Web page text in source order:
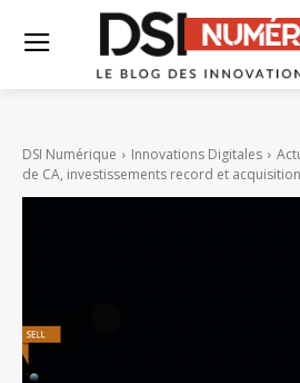
DSI Numérique Innovations Digitales
de CA, investissements record et